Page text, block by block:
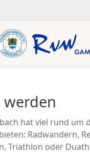
hat viel rund um
Radwandern,
Triathlon oder